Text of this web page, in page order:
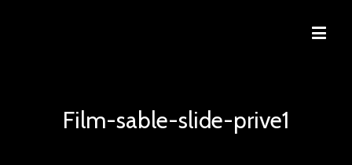
Film-sable-slide-prive1